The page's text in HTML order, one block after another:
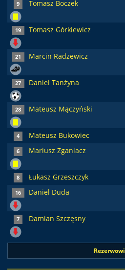
9 Tomasz Boczek
19 Tomasz Górkiewicz
21 Marcin Radzewicz
27 Daniel Tanżyna
28 Mateusz Mączyński
4 Mateusz Bukowiec
6 Mariusz Zganiacz
8 Łukasz Grzeszczyk
16 Daniel Duda
7 Damian Szczęsny
Rezerwowi